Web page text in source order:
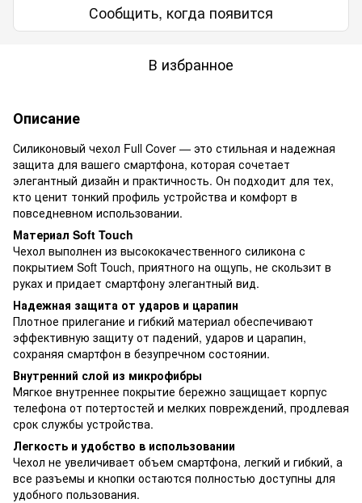
Сообщить, когда появится
В избранное
Описание
Силиконовый чехол Full Cover — это стильная и надежная
защита для вашего смартфона, которая сочетает
элегантный дизайн и практичность. Он подходит для тех,
кто ценит тонкий профиль устройства и комфорт в
повседневном использовании.
Материал Soft Touch
Чехол выполнен из высококачественного силикона с
покрытием Soft Touch, приятного на ощупь, не скользит в
руках и придает смартфону элегантный вид.
Надежная защита от ударов и царапин
Плотное прилегание и гибкий материал обеспечивают
эффективную защиту от падений, ударов и царапин,
сохраняя смартфон в безупречном состоянии.
Внутренний слой из микрофибры
Мягкое внутреннее покрытие бережно защищает корпус
телефона от потертостей и мелких повреждений, продлевая
срок службы устройства.
Легкость и удобство в использовании
Чехол не увеличивает объем смартфона, легкий и гибкий, а
все разъемы и кнопки остаются полностью доступны для
удобного пользования.